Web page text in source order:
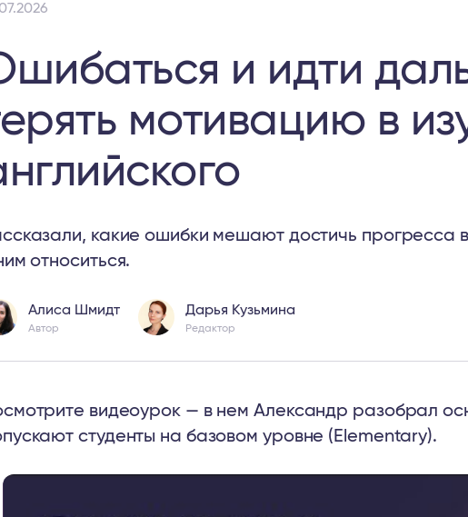
и идти
мотивацию в
какие ошибки мешают достичь прогресса в
относиться.
Алиса Шмидт
Автор
Дарья Кузьмина
Редактор
видеоурок — в нем Александр разобрал
студенты на базовом уровне (Elementary).